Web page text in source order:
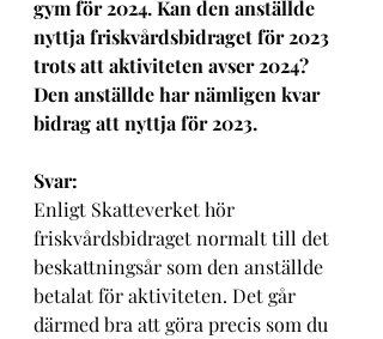
gym för 2024. Kan den anställde
nyttja friskvårdsbidraget för 2023
trots att aktiviteten avser 2024?
Den anställde har nämligen kvar
bidrag att nyttja för 2023.
Svar:
Enligt Skatteverket hör
friskvårdsbidraget normalt till det
beskattningsår som den anställde
betalat för aktiviteten. Det går
därmed bra att göra precis som du